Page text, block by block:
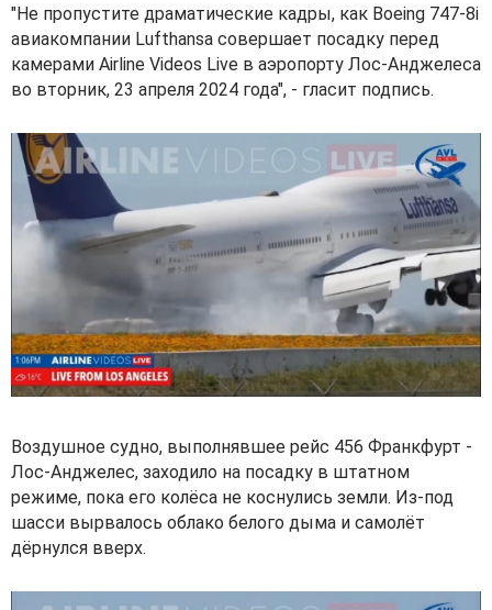
"Не пропустите драматические кадры, как Boeing 747-8i
авиакомпании Lufthansa совершает посадку перед
камерами Airline Videos Live в аэропорту Лос-Анджелеса
во вторник, 23 апреля 2024 года", - гласит подпись.
Воздушное судно, выполнявшее рейс 456 Франкфурт -
Лос-Анджелес, заходило на посадку в штатном
режиме, пока его колёса не коснулись земли. Из-под
шасси вырвалось облако белого дыма и самолёт
дёрнулся вверх.